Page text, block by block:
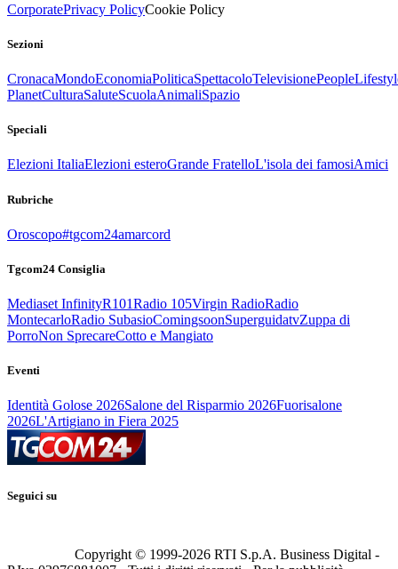
CorporatePrivacy PolicyCookie Policy
Sezioni
CronacaMondoEconomiaPoliticaSpettacoloTelevisionePeople
PlanetCulturaSaluteScuolaAnimaliSpazio
Speciali
Elezioni ItaliaElezioni esteroGrande FratelloL'isola dei famosiAmici
Rubriche
Oroscopo#tgcom24amarcord
Tgcom24 Consiglia
Mediaset InfinityR101Radio 105Virgin RadioRadio
MontecarloRadio SubasioComingsoonSuperguidatvZuppa di
PorroNon SprecareCotto e Mangiato
Eventi
Identità Golose 2026Salone del Risparmio 2026Fuorisalone
2026L'Artigiano in Fiera 2025
Seguici su
Copyright © 1999-2026 RTI S.p.A. Business Digital -